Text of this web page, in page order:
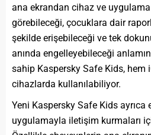
ana ekrandan cihaz ve uygulama
görebileceği, çocuklara dair
şekilde erişebileceği ve tek
anında engelleyebileceği
sahip Kaspersky Safe Kids, hem
cihazlarda kullanılabiliyor.
Yeni Kaspersky Safe Kids ayrıca
uygulamayla iletişim kurmaları